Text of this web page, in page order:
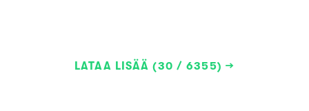
LATAA LISÄÄ (30 / 6355)